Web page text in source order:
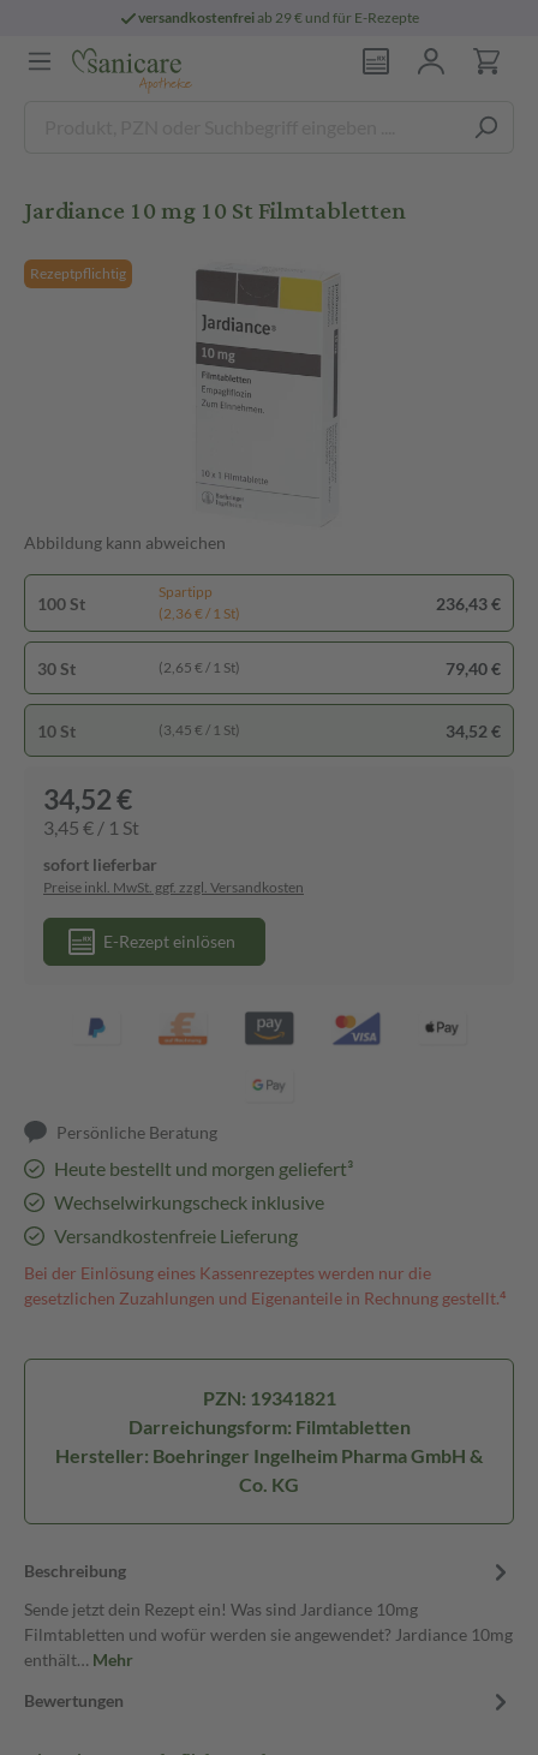
versandkostenfreiab 29 € und für E-Rezepte
Jardiance 10 mg 10 St Filmtabletten
Rezeptpflichtig
Abbildung kann abweichen
100 St
Spartipp
(2,36 € / 1 St)
236,43 €
30 St (2,65 € / 1 St) 79,40 €
10 St (3,45 € / 1 St) 34,52 €
34,52 €
3,45 € / 1 St
sofort lieferbar
Preise inkl. MwSt. ggf. zzgl. Versandkosten
E-Rezept einlösen
Persönliche Beratung
Heute bestellt und morgen geliefert³
Wechselwirkungscheck inklusive
Versandkostenfreie Lieferung
Bei der Einlösung eines Kassenrezeptes werden nur die
gesetzlichen Zuzahlungen und Eigenanteile in Rechnung gestellt.⁴
PZN: 19341821
Darreichungsform: Filmtabletten
Hersteller: Boehringer Ingelheim Pharma GmbH &
Co. KG
Beschreibung
Sende jetzt dein Rezept ein! Was sind Jardiance 10mg
Filmtabletten und wofür werden sie angewendet? Jardiance 10mg
enthält… Mehr
Bewertungen